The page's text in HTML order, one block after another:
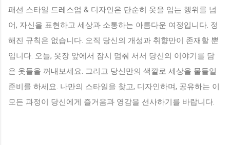
패션 스타일 드레스업 & 디자인은 단순히 옷을 입는 행위를 넘
어, 자신을 표현하고 세상과 소통하는 아름다운 여정입니다. 정
해진 규칙은 없습니다. 오직 당신의 개성과 취향만이 존재할 뿐
입니다. 오늘, 옷장 앞에서 잠시 멈춰 서서 당신의 이야기를 담
은 옷들을 꺼내보세요. 그리고 당신만의 색깔로 세상을 물들일
준비를 하세요. 나만의 스타일을 찾고, 디자인하며, 공유하는 이
모든 과정이 당신에게 즐거움과 영감을 선사하기를 바랍니다.